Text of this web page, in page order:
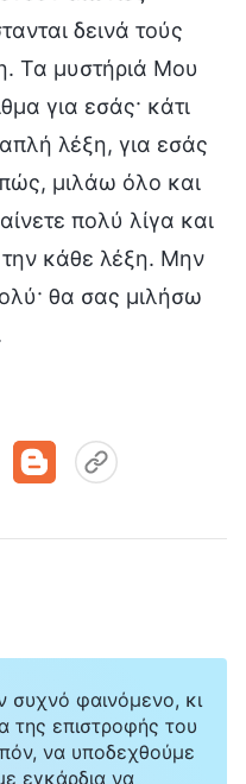
δεινά τούς
Τα μυστήριά Μου
για εσάς· κάτι
λέξη, για εσάς
μιλάω όλο και
πολύ λίγα και
κάθε λέξη. Μην
θα σας μιλήσω
συχνό φαινόμενο, κι
της επιστροφής του
να υποδεχθούμε
εγκάρδια να